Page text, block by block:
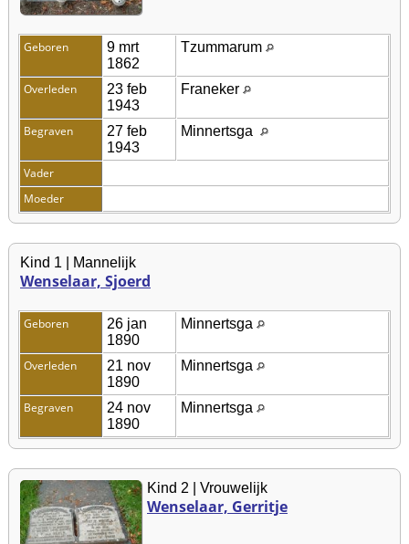
Geboren
9 mrt
1862
Tzummarum
Overleden
23 feb
1943
Franeker
Begraven
27 feb
1943
Minnertsga
Vader
Moeder
Kind 1 | Mannelijk
Wenselaar, Sjoerd
Geboren
26 jan
1890
Minnertsga
Overleden
21 nov
1890
Minnertsga
Begraven
24 nov
1890
Minnertsga
Kind 2 | Vrouwelijk
Wenselaar, Gerritje